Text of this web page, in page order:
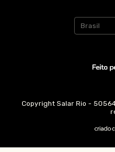
Copyright Salar Rio -